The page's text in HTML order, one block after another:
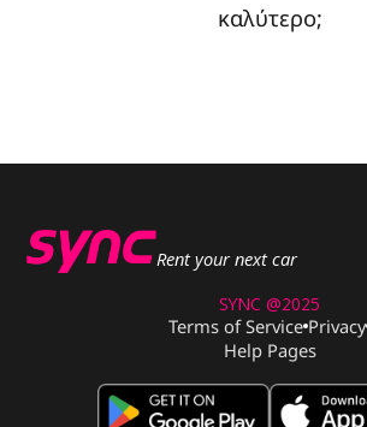
καλύτερο;
Rent your next car
SYNC @2025
Terms of Service Privacy
Help Pages